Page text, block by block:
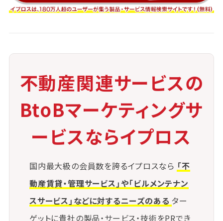
総会議事録、修繕履歴、積立金残高などの
確認
物件案内時や契約手続き時における最新
情報の収集
特に中古物件の売買や投資物件としての紹介におい
管理組合の活動実態や財務状況が購入判断に直結す
るため、情報の正確な取得と説明が不可欠です。
不動産関連サービスの
BtoBマーケティングサ
ービスならイプロス
国内最大級の会員数を誇るイプロスなら 「不
動産賃貸・管理サービス」や「ビルメンテナン
スサービス」などに対するニーズのあるター
ゲットに貴社の製品・サービス・技術をPRでき